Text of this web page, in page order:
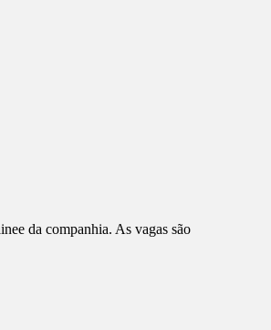
da companhia. As vagas são